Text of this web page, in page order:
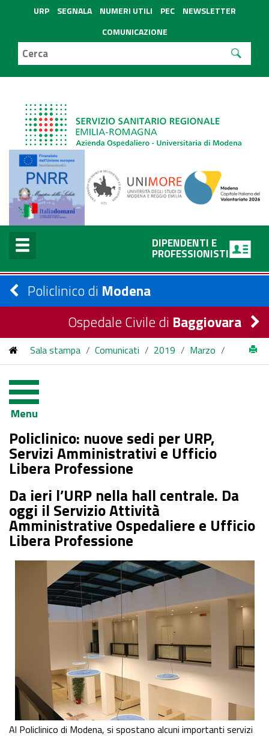
URP SEGNALA NUMERI UTILI PEC
NEWSLETTER
COMUNICAZIONE
DIPENDENTI E
PROFESSIONISTI
Policlinico di Modena
Ospedale Civile di Baggiovara
Sala stampa / Comunicati / 2019 / Marzo /
Ufficio Libera Professione
Menu
Policlinico: nuove sedi per URP,
Servizi Amministrativi e Ufficio
Libera Professione
Da ieri l’URP nella hall centrale. Da
oggi il Servizio Attività
Amministrative Ospedaliere e Ufficio
Libera Professione
Al Policlinico di Modena, si spostano alcuni importanti servizi